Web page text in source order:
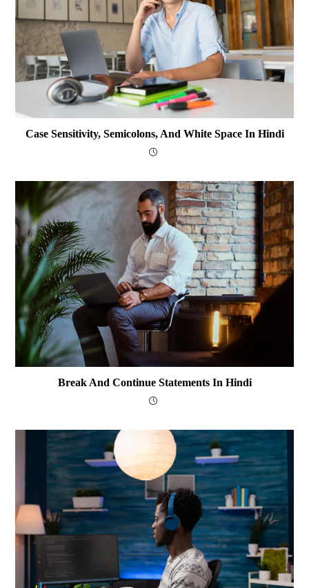
Case Sensitivity, Semicolons, And White Space In Hindi
Break And Continue Statements In Hindi